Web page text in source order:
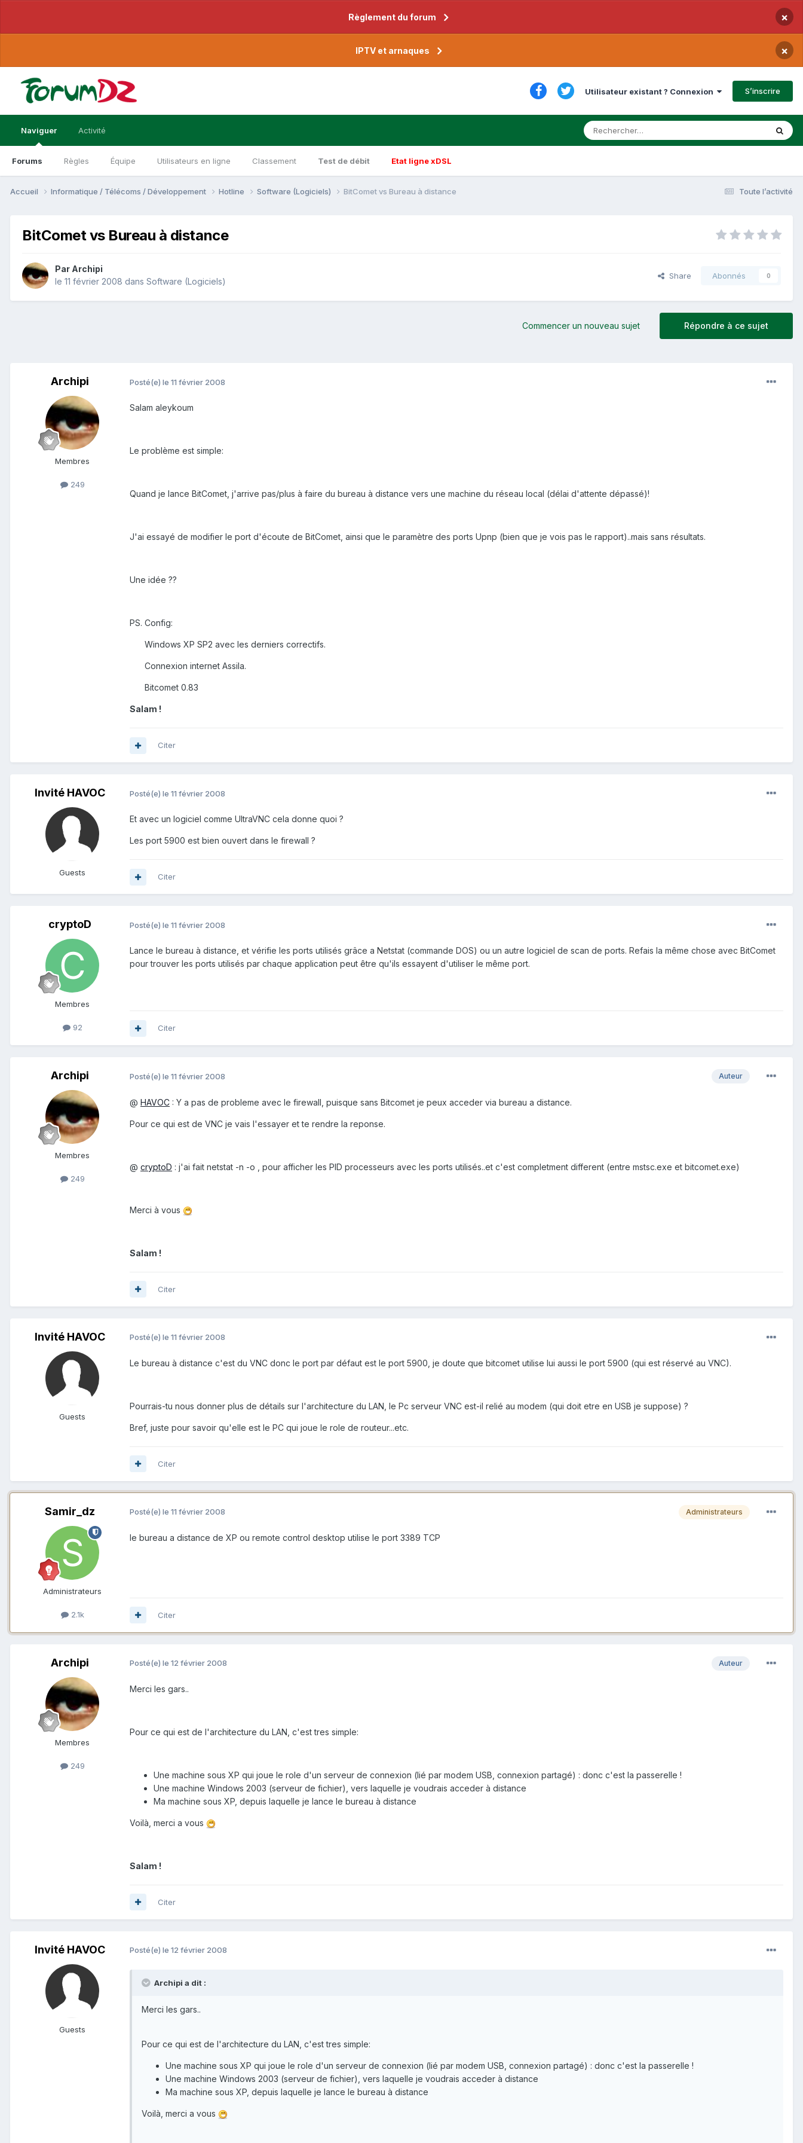
Règlement du forum ×
IPTV et arnaques ×
Utilisateur existant ? Connexion S’inscrire
Naviguer
Forums Règles Équipe Utilisateurs en ligne Classement Test de débit Etat ligne xDSL
Activité
Toute l’activité
Accueil Informatique / Télécoms / Développement Hotline Software (Logiciels) BitComet vs Bureau à distance
BitComet vs Bureau à distance
Par Archipi
le 11 février 2008 dans Software (Logiciels)
Share Abonnés 0
Répondre à ce sujet
Commencer un nouveau sujet
Archipi
Membres
249
Posté(e) le 11 février 2008
Salam aleykoum
Le problème est simple:
Quand je lance BitComet, j'arrive pas/plus à faire du bureau à distance vers une machine du réseau local (délai d'attente dépassé)!
J'ai essayé de modifier le port d'écoute de BitComet, ainsi que le paramètre des ports Upnp (bien que je vois pas le rapport)..mais sans résultats.
Une idée ??
PS. Config:
Windows XP SP2 avec les derniers correctifs.
Connexion internet Assila.
Bitcomet 0.83
Salam !
Citer
Invité HAVOC
Guests
Posté(e) le 11 février 2008
Et avec un logiciel comme UltraVNC cela donne quoi ?
Les port 5900 est bien ouvert dans le firewall ?
Citer
cryptoD
Membres
92
Posté(e) le 11 février 2008
Lance le bureau à distance, et vérifie les ports utilisés grâce a Netstat (commande DOS) ou un autre logiciel de scan de ports. Refais la même chose avec BitComet
pour trouver les ports utilisés par chaque application peut être qu'ils essayent d'utiliser le même port.
Citer
Archipi
Membres
249
Auteur
Posté(e) le 11 février 2008
@ HAVOC : Y a pas de probleme avec le firewall, puisque sans Bitcomet je peux acceder via bureau a distance.
Pour ce qui est de VNC je vais l'essayer et te rendre la reponse.
@ cryptoD : j'ai fait netstat -n -o , pour afficher les PID processeurs avec les ports utilisés..et c'est completment different (entre mstsc.exe et bitcomet.exe)
Merci à vous
Salam !
Citer
Invité HAVOC
Guests
Posté(e) le 11 février 2008
Le bureau à distance c'est du VNC donc le port par défaut est le port 5900, je doute que bitcomet utilise lui aussi le port 5900 (qui est réservé au VNC).
Pourrais-tu nous donner plus de détails sur l'architecture du LAN, le Pc serveur VNC est-il relié au modem (qui doit etre en USB je suppose) ?
Bref, juste pour savoir qu'elle est le PC qui joue le role de routeur...etc.
Citer
Samir_dz
Administrateurs
2.1k
Administrateurs
Posté(e) le 11 février 2008
le bureau a distance de XP ou remote control desktop utilise le port 3389 TCP
Citer
Archipi
Membres
249
Auteur
Posté(e) le 12 février 2008
Merci les gars..
Pour ce qui est de l'architecture du LAN, c'est tres simple:
Une machine sous XP qui joue le role d'un serveur de connexion (lié par modem USB, connexion partagé) : donc c'est la passerelle !
Une machine Windows 2003 (serveur de fichier), vers laquelle je voudrais acceder à distance
Ma machine sous XP, depuis laquelle je lance le bureau à distance
Voilà, merci a vous
Salam !
Citer
Invité HAVOC
Guests
Posté(e) le 12 février 2008
Archipi a dit :
Merci les gars..
Pour ce qui est de l'architecture du LAN, c'est tres simple:
Une machine sous XP qui joue le role d'un serveur de connexion (lié par modem USB, connexion partagé) : donc c'est la passerelle !
Une machine Windows 2003 (serveur de fichier), vers laquelle je voudrais acceder à distance
Ma machine sous XP, depuis laquelle je lance le bureau à distance
Voilà, merci a vous